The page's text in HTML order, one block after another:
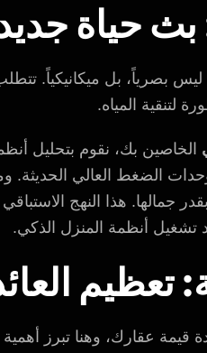
بصرياً، بل ميكانيكياً.
لتنقية المياه.
الضغط العالي
جمالها. هذا النهج الاستباقي
تشغيل أنظمة المنزل الذكي.
تعظيم
قيمة عقارك، وهنا تبرز